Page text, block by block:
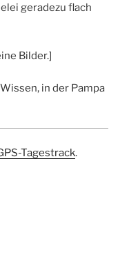
geradezu flach
Bilder.]
in der Pampa
Tagestrack.